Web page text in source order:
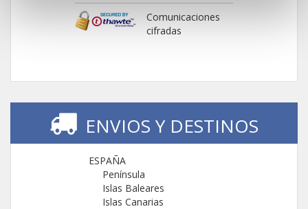
Comunicaciones
cifradas
ENVIOS Y DESTINOS
ESPAÑA
Península
Islas Baleares
Islas Canarias